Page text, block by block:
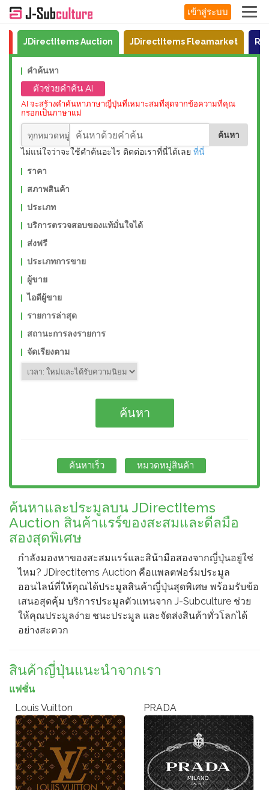
เข้าสู่ระบบ
JDirectItems Auction JDirectItems Fleamarket
คำค้นหา
ตัวช่วยคำค้น AI
AI จะสร้างคำค้นหาภาษาญี่ปุ่นที่เหมาะสมที่สุดจากข้อความที่คุณ
กรอกเป็นภาษาแม่
ไม่แน่ใจว่าจะใช้คำค้นอะไร ติดต่อเราที่นี่ได้เลย ที่นี่
ราคา
สภาพสินค้า
ประเภท
บริการตรวจสอบของแท้มั่นใจได้
ส่งฟรี
ประเภทการขาย
ผู้ขาย
ไอดีผู้ขาย
รายการล่าสุด
สถานะการลงรายการ
จัดเรียงตาม
ค้นหาเร็ว หมวดหมู่สินค้า
ค้นหาและประมูลบน JDirectItems
Auction สินค้าแรร์ของสะสมและดีลมือ
สองสุดพิเศษ
กำลังมองหาของสะสมแรร์และสิน้ามือสองจากญี่ปุ่นอยู่ใช่
ไหม? JDirectItems Auction คือแพลตฟอร์มประมูล
ออนไลน์ที่ให้คุณได้ประมูลสินค้าญี่ปุ่นสุดพิเศษ พร้อมรับข้อ
เสนอสุดคุ้ม บริการประมูลตัวแทนจาก J-Subculture ช่วย
ให้คุณประมูลง่าย ชนะประมูล และจัดส่งสินค้าทั่วโลกได้
อย่างสะดวก
สินค้าญี่ปุ่นแนะนำจากเรา
แฟชั่น
Louis Vuitton
PRADA